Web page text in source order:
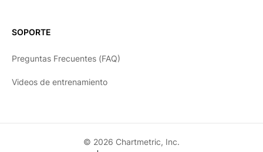
SOPORTE
Preguntas Frecuentes (FAQ)
Videos de entrenamiento
© 2026 Chartmetric, Inc.
한국어
Português